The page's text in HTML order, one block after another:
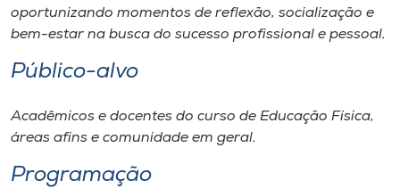
Editora
Rádio
Museu
Unoesc
oportunizando momentos de reflexão, socialização e
bem-estar na busca do sucesso profissional e pessoal.
Público-alvo
Acadêmicos e docentes do curso de Educação Física,
áreas afins e comunidade em geral.
Programação